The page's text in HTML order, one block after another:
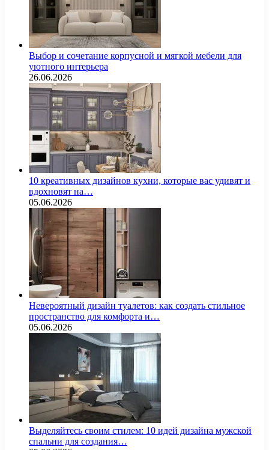
Выбор и сочетание корпусной и мягкой мебели для
уютного интерьера
26.06.2026
10 креативных дизайнов кухни, которые вас удивят и
вдохновят на…
05.06.2026
Невероятный дизайн туалетов: как создать стильное
пространство для комфорта и…
05.06.2026
Выделяйтесь своим стилем: 10 идей дизайна мужской
спальни для создания…